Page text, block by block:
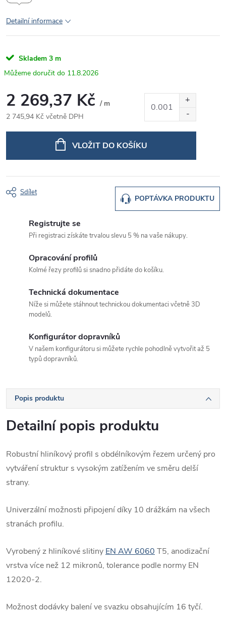
Detailní informace
Skladem 3 m
11.8.2026
2 269,37 Kč / m
2 745,94 Kč včetně DPH
VLOŽIT DO KOŠÍKU
POPTÁVKA PRODUKTU
Sdílet
Registrujte se
Při registraci získáte trvalou slevu 5 % na vaše nákupy.
Opracování profilů
Kolmé řezy profilů si snadno přidáte do košíku.
Technická dokumentace
Níže si můžete stáhnout technickou dokumentaci včetně 3D
modelů.
Konfigurátor dopravníků
V našem konfigurátoru si můžete rychle pohodlně vytvořit až 5
typů dopravníků.
Popis produktu
Detailní popis produktu
Robustní hliníkový profil s obdélníkovým řezem určený pro
vytváření struktur s vysokým zatížením ve směru delší
strany.
Univerzální možnosti připojení díky 10 drážkám na všech
stranách profilu.
Vyrobený z hliníkové slitiny EN AW 6060 T5, anodizační
vrstva více než 12 mikronů, tolerance podle normy EN
12020-2.
Možnost dodávky balení ve svazku obsahujícím 16 tyčí.